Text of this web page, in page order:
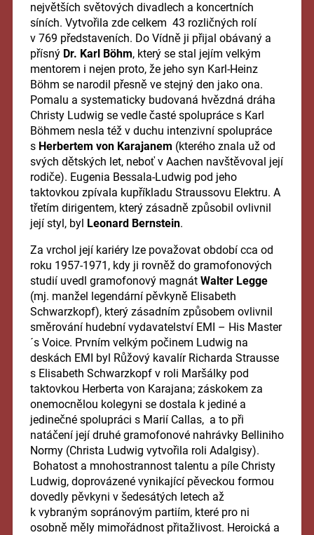
největších světových divadlech a koncertních
síních. Vytvořila zde celkem 43 rozličných rolí
v 769 představeních. Do Vídně ji přijal obávaný a
přísný Dr. Karl Böhm, který se stal jejím velkým
mentorem i nejen proto, že jeho syn Karl-Heinz
Böhm se narodil přesně ve stejný den jako ona.
Pomalu a systematicky budovaná hvězdná dráha
Christy Ludwig se vedle časté spolupráce s Karl
Böhmem nesla též v duchu intenzivní spolupráce
s Herbertem von Karajanem (kterého znala už od
svých dětských let, neboť v Aachen navštěvoval její
rodiče). Eugenia Bessala-Ludwig pod jeho
taktovkou zpívala kupříkladu Straussovu Elektru. A
třetím dirigentem, který zásadně způsobil ovlivnil
její styl, byl Leonard Bernstein.
Za vrchol její kariéry lze považovat období cca od
roku 1957-1971, kdy ji rovněž do gramofonových
studií uvedl gramofonový magnát Walter Legge
(mj. manžel legendární pěvkyně Elisabeth
Schwarzkopf), který zásadním způsobem ovlivnil
směrování hudební vydavatelství EMI – His Master
´s Voice. Prvním velkým počinem Ludwig na
deskách EMI byl Růžový kavalír Richarda Strausse
s Elisabeth Schwarzkopf v roli Maršálky pod
taktovkou Herberta von Karajana; záskokem za
onemocnělou kolegyni se dostala k jediné a
jedinečné spolupráci s Marií Callas, a to při
natáčení její druhé gramofonové nahrávky Belliniho
Normy (Christa Ludwig vytvořila roli Adalgisy).
Bohatost a mnohostrannost talentu a píle Christy
Ludwig, doprovázené vynikající pěveckou formou
dovedly pěvkyni v šedesátých letech až
k vybraným sopránovým partiím, které pro ni
osobně měly mimořádnost přitažlivost. Heroická a